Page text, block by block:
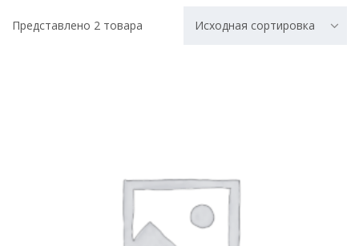
Представлено 2 товара Исходная сортировка